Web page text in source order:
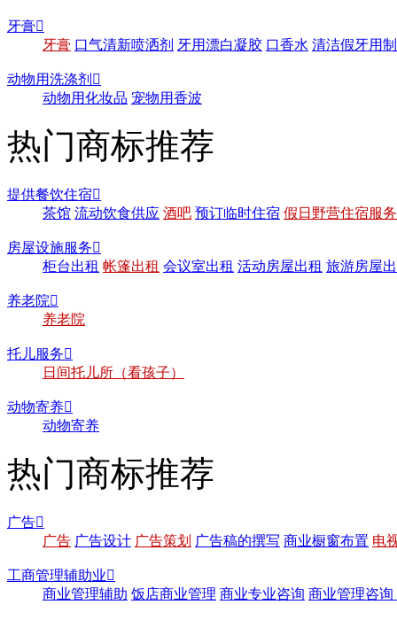
牙膏
牙膏 口气清新喷洒剂 牙用漂白凝胶 口香水 清洁假牙用
动物用洗涤剂 
动物用化妆品 宠物用香波
热门商标推荐
提供餐饮住宿
茶馆 流动饮食供应 酒吧 预订临时住宿 假日野营住宿服务
房屋设施服务
柜台出租 帐篷出租 会议室出租 活动房屋出租 旅游房屋
养老院
养老院
托儿服务
日间托儿所（看孩子）
动物寄养
动物寄养
热门商标推荐
广告
广告 广告设计 广告策划 广告稿的撰写 商业橱窗布置 电
工商管理辅助业
商业管理辅助 饭店商业管理 商业专业咨询 商业管理咨询